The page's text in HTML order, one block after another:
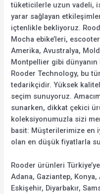
tüketicilerle uzun vadeli,
yarar sağlayan etkileşimler
içtenlikle bekliyoruz.
Mocha ebike’leri,
Amerika, Avustralya,
Montpellier gibi
Rooder Technology, bu
tedarikçidir. Yüksek
seçim sunuyoruz.
sunarken, dikkat çekici
koleksiyonumuzla sizi
basit: Müşterilerimize en
olan en düşük fiyatlarla
Rooder ürünleri
Adana, Gaziantep,
Eskişehir, Diyarbakır,